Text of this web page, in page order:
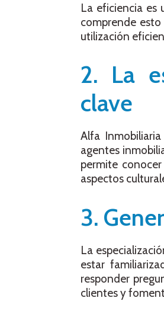
La eficiencia es
comprende
utilización
2. La
clave
Alfa
agentes
permite
aspectos
3.
La
estar
responder
clientes y